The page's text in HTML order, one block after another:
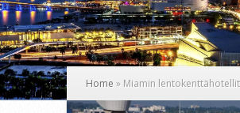
Home » Miamin lentokenttähotellit